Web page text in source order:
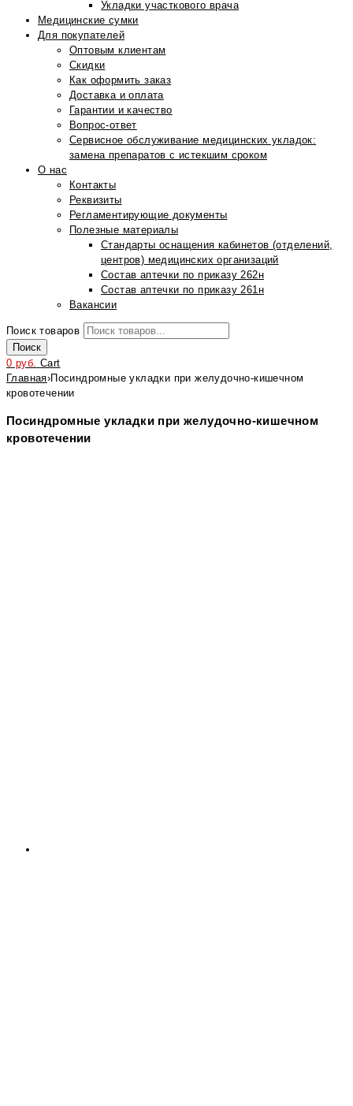
Укладки участкового врача
Медицинские сумки
Для покупателей
Оптовым клиентам
Скидки
Как оформить заказ
Доставка и оплата
Гарантии и качество
Вопрос-ответ
Сервисное обслуживание медицинских укладок:
замена препаратов с истекшим сроком
О нас
Контакты
Реквизиты
Регламентирующие документы
Полезные материалы
Стандарты оснащения кабинетов (отделений,
центров) медицинских организаций
Состав аптечки по приказу 262н
Состав аптечки по приказу 261н
Вакансии
Поиск товаров
Поиск
0 руб. Cart
Главная›Посиндромные укладки при желудочно-кишечном
кровотечении
Посиндромные укладки при желудочно-кишечном
кровотечении